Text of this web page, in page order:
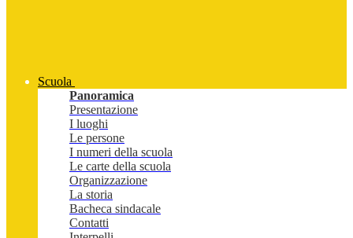
Scuola
Panoramica
Presentazione
I luoghi
Le persone
I numeri della scuola
Le carte della scuola
Organizzazione
La storia
Bacheca sindacale
Contatti